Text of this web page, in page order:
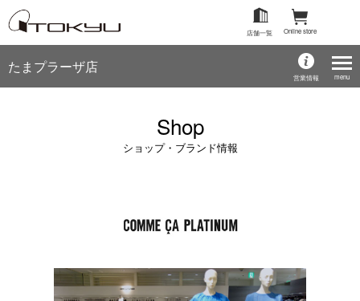
Online store
店舗一覧
たまプラーザ店
営業情報
Shop
ショップ・ブランド情報
menu